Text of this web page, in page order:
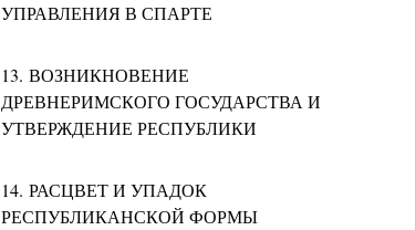
УПРАВЛЕНИЯ В СПАРТЕ
13. ВОЗНИКНОВЕНИЕ
ДРЕВНЕРИМСКОГО ГОСУДАРСТВА И
УТВЕРЖДЕНИЕ РЕСПУБЛИКИ
14. РАСЦВЕТ И УПАДОК
РЕСПУБЛИКАНСКОЙ ФОРМЫ